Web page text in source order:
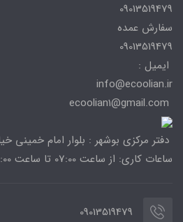
09013519479
سفارش عمده
09013519479
ایمیل :
info@ecoolian.ir
دفتر مرکزی بوشهر : بلوار امام خمینی
ساعات کاری: از ساعت 07:00 تا ساعت 24:00
09013519479